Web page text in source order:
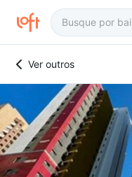
Ver outros